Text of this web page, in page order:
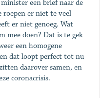
een brief naar de
roepen er niet te veel
er niet genoeg. Wat
mee doen? Dat is te gek
een homogene
dat loopt perfect tot nu
daarover samen, en
coronacrisis.